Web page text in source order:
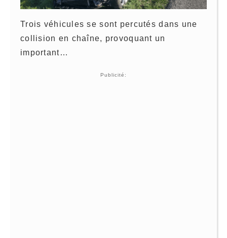
Trois véhicules se sont percutés dans une
collision en chaîne, provoquant un
important…
Publicité: